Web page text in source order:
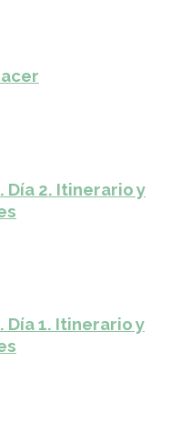
2. Itinerario y
1. Itinerario y